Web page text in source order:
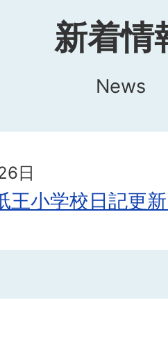
新着情
News
日
王小学校日記更